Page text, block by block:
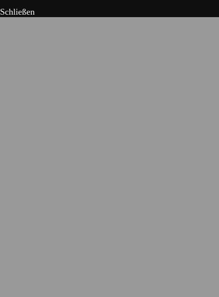
Schließen